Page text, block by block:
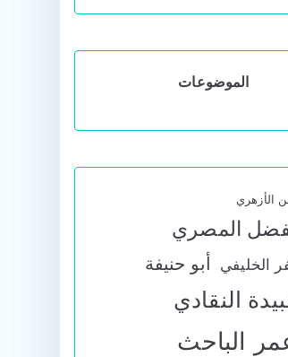
الموضوعات
الأزهري
المصري
الخليفي أبو حنيفة
النقادي
الباحث